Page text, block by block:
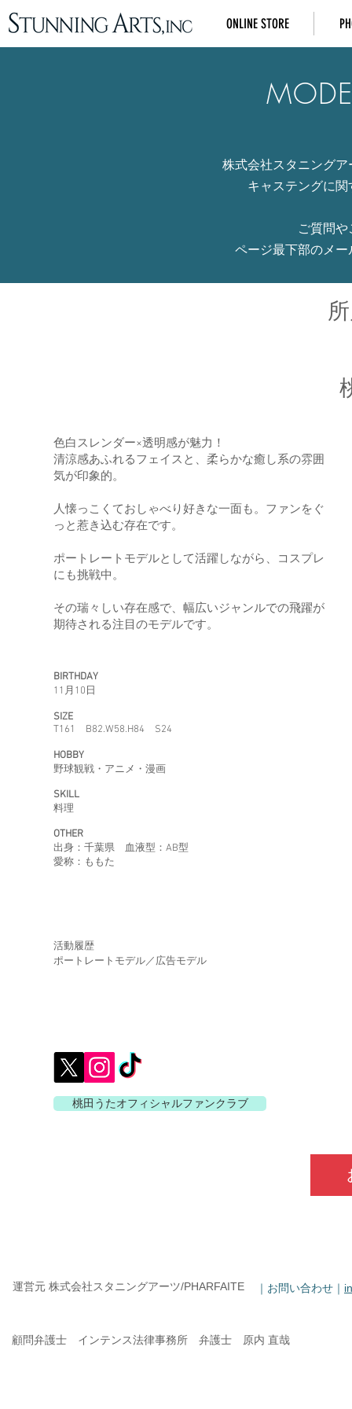
ONLINE STORE
株式会社スタニング
キャステングに
ご質問
ページ最下部のメ
色白スレンダー×透明感が魅力！
清涼感あふれるフェイスと、柔らかな癒し系の雰囲
気が印象的。
人懐っこくておしゃべり好きな一面も。ファンをぐ
っと惹き込む存在です。
ポートレートモデルとして活躍しながら、コスプレ
にも挑戦中。
その瑞々しい存在感で、幅広いジャンルでの飛躍が
期待される注目のモデルです。
BIRTHDAY
11月10日
SIZE
T161 B82.W58.H84 S24
HOBBY
野球観戦・アニメ・漫画
SKILL
料理
OTHER
​出身：千葉県 血液型：AB型
​愛称：ももた
活動履歴
​ポートレートモデル／広告モデル
桃田うたオフィシャルファンクラブ
運営元 株式会社スタニングアーツ/PHARFAITE ｜お問い合わせ｜
顧問弁護士 インテンス法律事務所 弁護士 原内 直哉